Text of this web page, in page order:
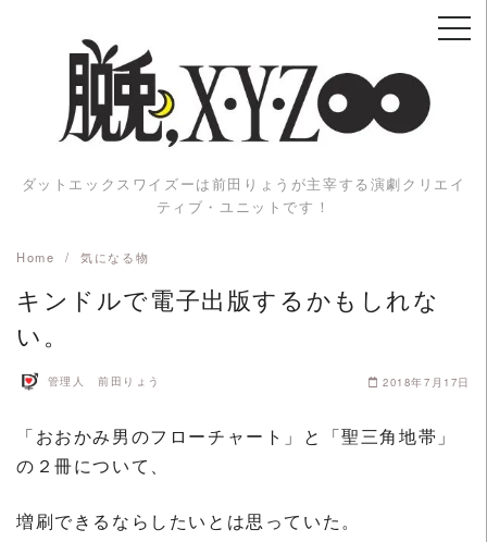
ダットエックスワイズーは前田りょうが主宰する演劇クリエイ
ティブ・ユニットです！
Home 気になる物
キンドルで電子出版するかもしれな
い。
管理人 前田りょう 2018年7月17日
「おおかみ男のフローチャート」と「聖三角地帯」
の２冊について、
増刷できるならしたいとは思っていた。